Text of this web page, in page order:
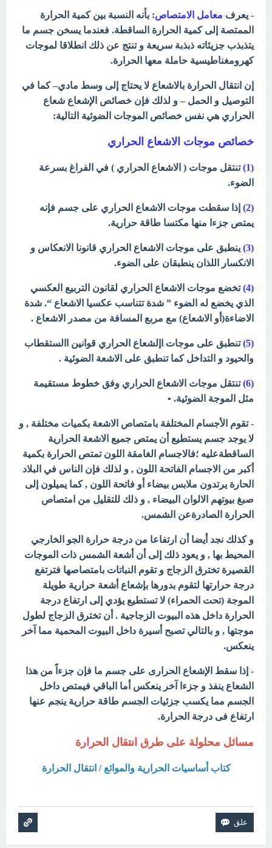
- يعرف معامل الامتصاص: بأنه النسبة بين كمية الحرارة
الممتصة إلى كمية الحرارة الساقطة. فعندما يسخن جسم ما
يتذبذب جزيئاته ذبذبة سريعة و تنتج عن ذلك انطلاقا لموجات
كهرومغناطيسية حاملة معها الحرارة.
إن انتقال الحرارة بالاشعاع لا يحتاج إلى وسط مادي– كما في
التوصيل و الحمل – و لذلك فإن خصائص الإشعاع شعاع
الحراري هي نفس خصائص الموجات الضوئية التالية:
خصائص موجات الاشعاع الحراري
(1)
تنتقل موجات ( الاشعاع الحراري ) في الفراغ بسرعة
الضوء.
(2)
إذا سقطت موجات الاشعاع الحراري على جسم فإنه
يمتص جزءا منها مكتسا طاقة حرارية.
(3)
ينطبق على موجات الاشعاع الحراري قانونا الانعكاس و
الانكسار اللذان ينطبقان على الضوء.
(4)
تخضع موجات الاشعاع الحراري لقانون التربيع العكسي
الذي يخضع له الضوء ” شدة تتناسب عكسيا الاشعاع “. شدة
الاضاءة(أو الاشعاع) مع مربع المسافة من مصدر الاشعاع .
(5)
تنطبق على موجات اإلشعاع الحراري قوانين االستقطاب
والحيود و التداخل كما تنطبق على الاشعة الضوئية .
(6)
تنتقل موجات الاشعاع الحراري وفق خطوط مستقيمة
مثل الموجة الضوئية. •
- تقوم الأجسام المختلفة بامتصاص الاشعة بكميات مختلفة , و
لا يوجد جسم يستطيع أن يمتص جميع الاشعة الحرارية
الساقطةعليه ؛فالاجسام الغامقة اللون تمتص الحرارة بكمية
أكبر من الاجسام الفاتحة اللون , و لذلك فإن الناس في البلاد
الحارة يرتدون ملابس بيضاء أو فاتحة اللون , كما يميلون إلى
صبغ بيوتهم الالوان البيضاء , و ذلك للتقليل من امتصاص
الحرارة الصادرةعن الشمس.
و كذلك نجد أيضا أن ارتفاعا من درجة حرارة الجو الخارجي
المحيط بها , و يعود ذلك إلى أن أشعة الشمس ذات الموجات
القصيرة تخترق الزجاج و تقوم النباتات بامتصاصها فترتفع
درجة حرارتها لتقوم بدورها بإشعاع أشعة حرارية طويلة
الموجة (تحت الحمراء) لا تستطيع يؤدي إلى ارتفاع درجة
الحرارة داخل هذه البيوت الزجاجية . أن تخترق الزجاج لطول
موجتها , و بالتالي تصبح أسيرة داخل البيوت المحمية مما آخر
ينعكس.
- إذا سقط الإشعاع الحرارى على جسم ما فإن جزءاً من هذا
الشعاع ينفذ و جزءا آخر ينعكس أما الباقي فيمتص داخل
الجسم مما يكسب جزئيات الجسم طاقة حرارية ينجم عنها
ارتفاع فى درجة الحرارة.
مسائل محلولة على طرق انتقال الحرارة
كتاب أساسيات الحرارية والموائع / انتقال الحرارة